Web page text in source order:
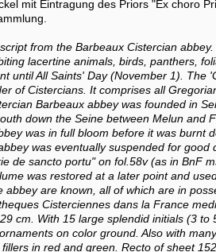
mit Eintragung des Priors "Ex choro
from the Barbeaux Cistercian
lacertine animals, birds, panthers,
until All Saints' Day (November 1). The
of Cistercians. It comprises all
Barbeaux abbey was founded in
down the Seine between Melun and
was in full bloom before it was burnt
was eventually suspended for
de sancto portu" on fol.58v (as in BnF
was restored at a later point and
are known, all of which are in
Cisterciennes dans la France
cm. With 15 large splendid initials (3
on color ground. Also with
in red and green. Recto of sheet